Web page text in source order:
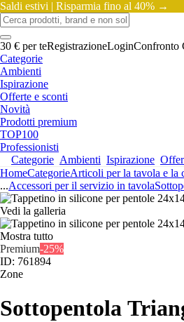
Saldi estivi | Risparmia fino al 40% →
30 € per teRegistrazioneLoginConfronto
Categorie
Ambienti
Ispirazione
Offerte e sconti
Novità
Prodotti premium
TOP100
Professionisti
Categorie Ambienti Ispirazione
HomeCategorieArticoli per la tavola e la
...Accessori per il servizio in tavola
Vedi la galleria
Mostra tutto
Premium-25%
ID: 761894
Zone
Sottopentola